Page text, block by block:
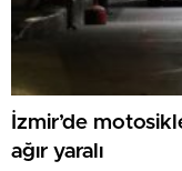
İzmir’de
ağır yaralı